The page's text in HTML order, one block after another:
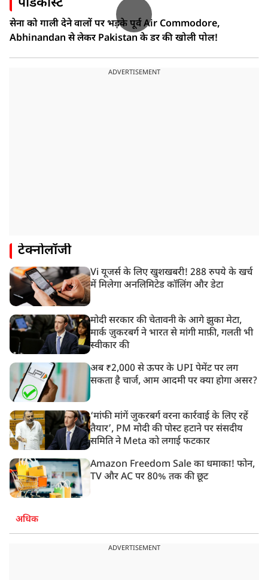
सेना को गाली देने वालों पर भड़के पूर्व Air Commodore,
Abhinandan से लेकर Pakistan के डर की खोली पोल!
ADVERTISEMENT
टेक्नोलॉजी
Vi यूजर्स के लिए खुशखबरी! 288 रुपये के खर्च
में मिलेगा अनलिमिटेड कॉलिंग और डेटा
मोदी सरकार की चेतावनी के आगे झुका मेटा,
मार्क ज़ुकरबर्ग ने भारत से मांगी माफ़ी, गलती भी
स्वीकार की
अब ₹2,000 से ऊपर के UPI पेमेंट पर लग
सकता है चार्ज, आम आदमी पर क्या होगा असर?
‘मांफी मांगें जुकरबर्ग वरना कार्रवाई के लिए रहें
तैयार’, PM मोदी की पोस्ट हटाने पर संसदीय
समिति ने Meta को लगाई फटकार
Amazon Freedom Sale का धमाका! फोन,
TV और AC पर 80% तक की छूट
अधिक
ADVERTISEMENT